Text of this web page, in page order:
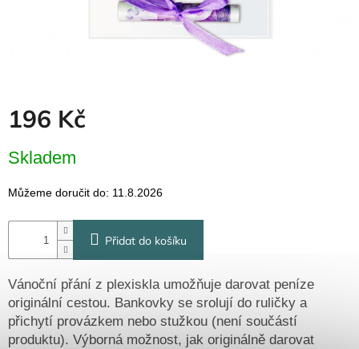
firmy
Valentýn
196 Kč
cena:
Skladem
Můžeme doručit do: 11.8.2026
Přidat do košíku
Vánoční přání z plexiskla umožňuje darovat peníze
originální cestou. Bankovky se srolují do ruličky a
přichytí provázkem nebo stužkou (není součástí
produktu). Výborná možnost, jak originálně darovat